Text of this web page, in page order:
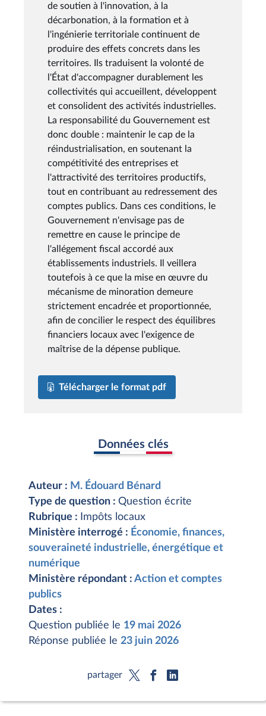
de soutien à l'innovation, à la
décarbonation, à la formation et à
l'ingénierie territoriale continuent de
produire des effets concrets dans les
territoires. Ils traduisent la volonté de
l'État d'accompagner durablement les
collectivités qui accueillent, développent
et consolident des activités industrielles.
La responsabilité du Gouvernement est
donc double : maintenir le cap de la
réindustrialisation, en soutenant la
compétitivité des entreprises et
l'attractivité des territoires productifs,
tout en contribuant au redressement des
comptes publics. Dans ces conditions, le
Gouvernement n'envisage pas de
remettre en cause le principe de
l'allégement fiscal accordé aux
établissements industriels. Il veillera
toutefois à ce que la mise en œuvre du
mécanisme de minoration demeure
strictement encadrée et proportionnée,
afin de concilier le respect des équilibres
financiers locaux avec l'exigence de
maîtrise de la dépense publique.
Télécharger le format pdf
Données clés
Auteur : M. Édouard Bénard
Type de question : Question écrite
Rubrique :
Impôts locaux
Ministère interrogé : Économie, finances,
souveraineté industrielle, énergétique et
numérique
Ministère répondant : Action et comptes
publics
Dates :
Question publiée le 19 mai 2026
Réponse publiée le 23 juin 2026
partager